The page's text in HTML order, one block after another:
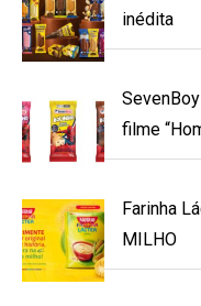
inédita
filme
Farinha
MILHO